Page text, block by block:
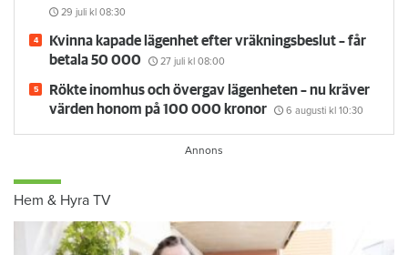
29 juli kl 08:30
Kvinna kapade lägenhet efter vräkningsbeslut – får
betala 50 000
27 juli kl 08:00
Rökte inomhus och övergav lägenheten – nu kräver
värden honom på 100 000 kronor
6 augusti kl 10:30
Hem & Hyra TV